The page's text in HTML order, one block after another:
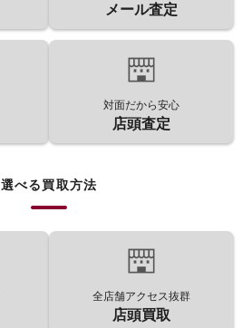
メール査定
対面だから安心
店頭査定
選べる買取方法
全店舗アクセス抜群
店頭買取